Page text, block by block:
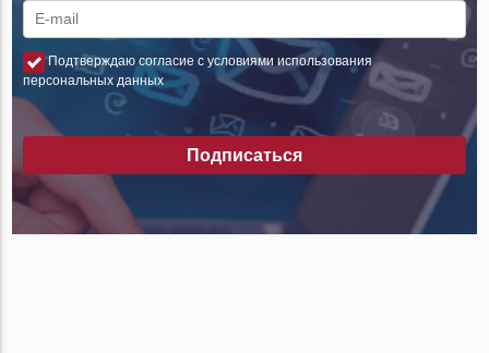
Подтверждаю согласие с условиями использования
персональных данных
Подписаться